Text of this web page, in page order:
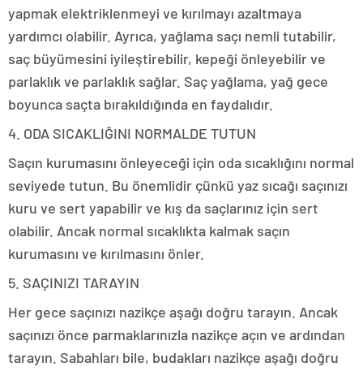
yapmak elektriklenmeyi ve kırılmayı azaltmaya
yardımcı olabilir. Ayrıca, yağlama saçı nemli tutabilir,
saç büyümesini iyileştirebilir, kepeği önleyebilir ve
parlaklık ve parlaklık sağlar. Saç yağlama, yağ gece
boyunca saçta bırakıldığında en faydalıdır.
4. ODA SICAKLIĞINI NORMALDE TUTUN
Saçın kurumasını önleyeceği için oda sıcaklığını normal
seviyede tutun. Bu önemlidir çünkü yaz sıcağı saçınızı
kuru ve sert yapabilir ve kış da saçlarınız için sert
olabilir. Ancak normal sıcaklıkta kalmak saçın
kurumasını ve kırılmasını önler.
5. SAÇINIZI TARAYIN
Her gece saçınızı nazikçe aşağı doğru tarayın. Ancak
saçınızı önce parmaklarınızla nazikçe açın ve ardından
tarayın. Sabahları bile, budakları nazikçe aşağı doğru